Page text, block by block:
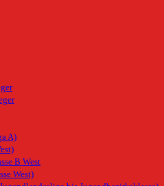
A)
B West
West)